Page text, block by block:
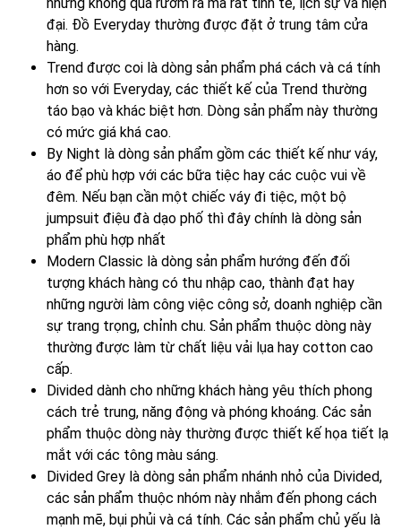
đại. Đồ Everyday thường được đặt ở trung tâm cửa
hàng.
Trend được coi là dòng sản phẩm phá cách và cá tính
hơn so với Everyday, các thiết kế của Trend thường
táo bạo và khác biệt hơn. Dòng sản phẩm này thường
có mức giá khá cao.
By Night là dòng sản phẩm gồm các thiết kế như váy,
áo để phù hợp với các bữa tiệc hay các cuộc vui về
đêm. Nếu bạn cần một chiếc váy đi tiệc, một bộ
jumpsuit điệu đà dạo phố thì đây chính là dòng sản
phẩm phù hợp nhất
Modern Classic là dòng sản phẩm hướng đến đối
tượng khách hàng có thu nhập cao, thành đạt hay
những người làm công việc công sở, doanh nghiệp cần
sự trang trọng, chỉnh chu. Sản phẩm thuộc dòng này
thường được làm từ chất liệu vải lụa hay cotton cao
cấp.
Divided dành cho những khách hàng yêu thích phong
cách trẻ trung, năng động và phóng khoáng. Các sản
phẩm thuộc dòng này thường được thiết kế họa tiết lạ
mắt với các tông màu sáng.
Divided Grey là dòng sản phẩm nhánh nhỏ của Divided,
các sản phẩm thuộc nhóm này nhắm đến phong cách
mạnh mẽ, bụi phủi và cá tính. Các sản phẩm chủ yếu là